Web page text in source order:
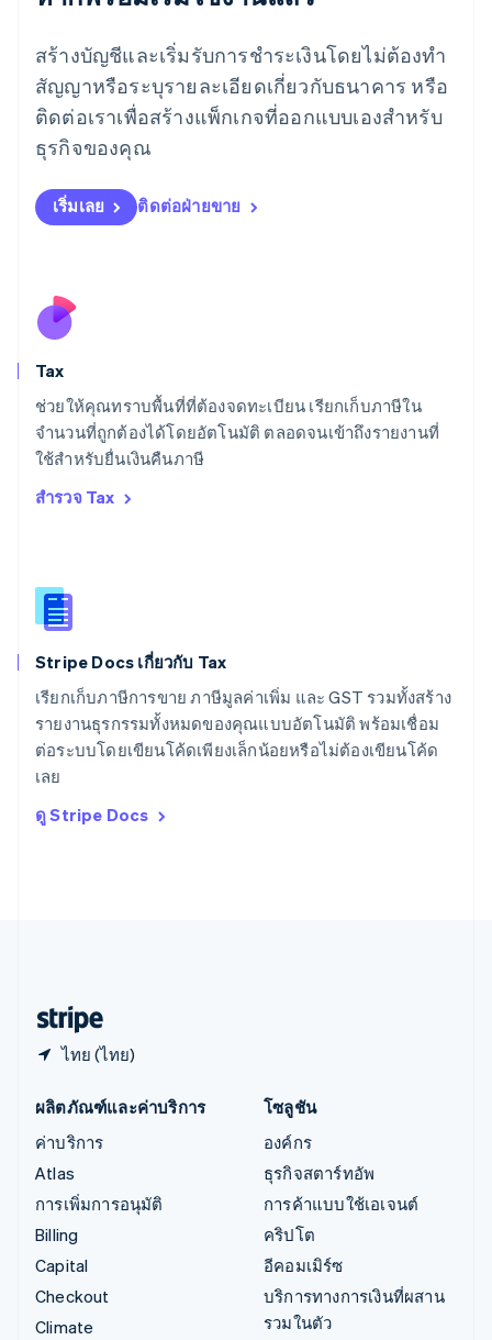
สร้างบัญชีและเริ่มรับการชำระเงินโดยไม่ต้องทำ
สัญญาหรือระบุรายละเอียดเกี่ยวกับธนาคาร หรือ
ติดต่อเราเพื่อสร้างแพ็กเกจที่ออกแบบเองสำหรับ
ธุรกิจของคุณ
เริ่มเลย ติดต่อฝ่ายขาย
Tax
ช่วยให้คุณทราบพื้นที่ที่ต้องจดทะเบียน เรียกเก็บภาษีใน
จำนวนที่ถูกต้องได้โดยอัตโนมัติ ตลอดจนเข้าถึงรายงานที่
ใช้สำหรับยื่นเงินคืนภาษี
สำรวจ Tax
Stripe Docs เกี่ยวกับ Tax
เรียกเก็บภาษีการขาย ภาษีมูลค่าเพิ่ม และ GST รวมทั้งสร้าง
รายงานธุรกรรมทั้งหมดของคุณแบบอัตโนมัติ พร้อมเชื่อม
ต่อระบบโดยเขียนโค้ดเพียงเล็กน้อยหรือไม่ต้องเขียนโค้ด
เลย
ดู Stripe Docs
ไทย (ไทย)
โรมาเนีย
English
ลักเซมเบิร์ก
FrançaisDeutschEnglish
ลัตเวีย
English
Deutsch English
ลิทัวเนีย
สโลวาเกีย
English
สวิตเซอร์แลนด์
Deutsch FrançaisItaliano English
สวีเดน
SvenskaEnglish
สหรัฐอเมริกา
EnglishEspañol
English
สาธารณรัฐเช็ก
สิงคโปร์
English简体中文
ออสเตรเลีย
English
ออสเตรีย
ItalianoEnglish
ผลิตภัณฑ์และค่าบริการ
ค่าบริการ
Atlas
การเพิ่มการอนุมัติ
Billing
Capital
Checkout
Climate
โซลูชัน
องค์กร
ธุรกิจสตาร์ทอัพ
การค้าแบบใช้เอเจนต์
คริปโต
อีคอมเมิร์ซ
บริการทางการเงินที่ผสาน
รวมในตัว